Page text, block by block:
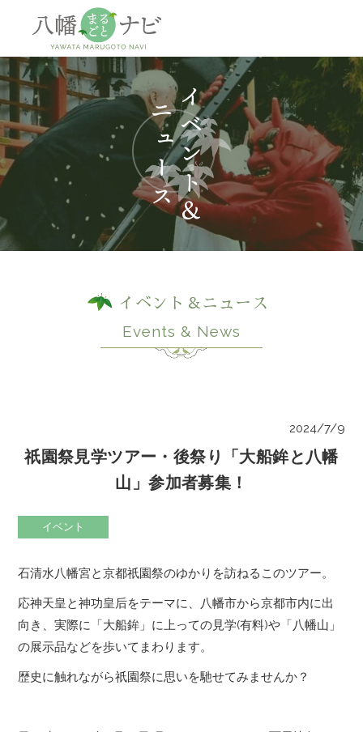
神社 観
イベント＆ニュース
Events & News
2024/7/9
祇園祭見学ツアー・後祭り「大船鉾と八幡
山」参加者募集！
イベント
石清水八幡宮と京都祇園祭のゆかりを訪ねるこのツアー。
応神天皇と神功皇后をテーマに、八幡市から京都市内に出
向き、実際に「大船鉾」に上っての見学(有料)や「八幡山」
の展示品などを歩いてまわります。
歴史に触れながら祇園祭に思いを馳せてみませんか？